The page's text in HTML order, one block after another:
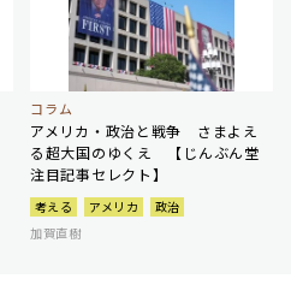
コラム
アメリカ・政治と戦争 さまよえ
る超大国のゆくえ 【じんぶん堂
注目記事セレクト】
考える アメリカ
政治
加賀直樹